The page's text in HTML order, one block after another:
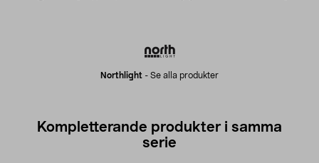
Northlight - Se alla produkter
Kompletterande produkter i samma
serie